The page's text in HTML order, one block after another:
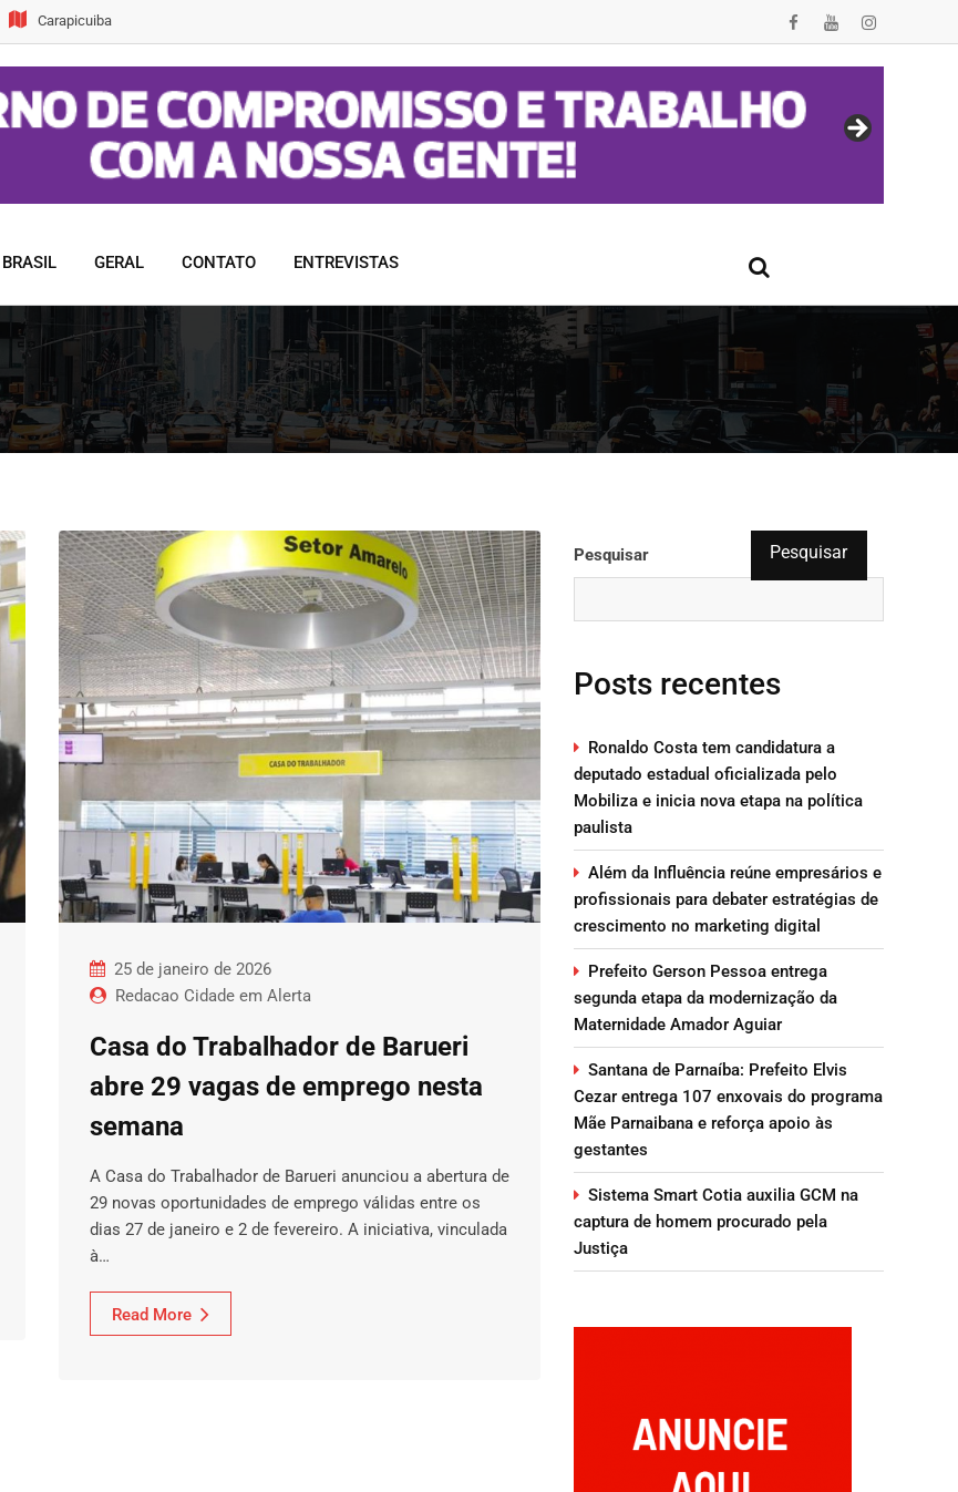
Carapicuiba
BRASIL GERAL CONTATO ENTREVISTAS
25 de janeiro de 2026
Redacao Cidade em Alerta
Casa do Trabalhador de Barueri
abre 29 vagas de emprego nesta
semana
A Casa do Trabalhador de Barueri anunciou a abertura de
29 novas oportunidades de emprego válidas entre os
dias 27 de janeiro e 2 de fevereiro. A iniciativa, vinculada
à…
Read More
Pesquisar Pesquisar
Posts recentes
Ronaldo Costa tem candidatura a
deputado estadual oficializada pelo
Mobiliza e inicia nova etapa na política
paulista
Além da Influência reúne empresários e
profissionais para debater estratégias de
crescimento no marketing digital
Prefeito Gerson Pessoa entrega
segunda etapa da modernização da
Maternidade Amador Aguiar
Santana de Parnaíba: Prefeito Elvis
Cezar entrega 107 enxovais do programa
Mãe Parnaibana e reforça apoio às
gestantes
Sistema Smart Cotia auxilia GCM na
captura de homem procurado pela
Justiça